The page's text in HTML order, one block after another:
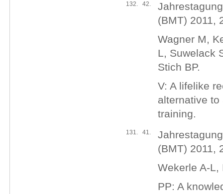
132. 42.
(BMT) 2011,
Wagner M,
L, Suwelack
Stich BP.
V: A lifelike
alternative
training.
131. 41.
(BMT) 2011,
Wekerle A-L,
PP: A